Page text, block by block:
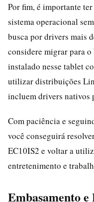
Por fim, é importante
sistema operacional
busca por drivers mais
considere migrar para
instalado nesse tablet
utilizar distribuições
incluem drivers nativos
Com paciência e
você conseguirá
EC10IS2 e voltar a
entretenimento e
Embasamento